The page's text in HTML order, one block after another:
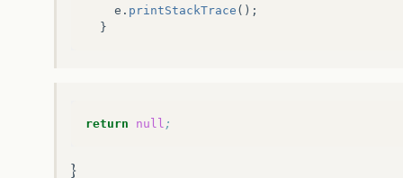
e . printStackTrace ();
}
return null ;
}